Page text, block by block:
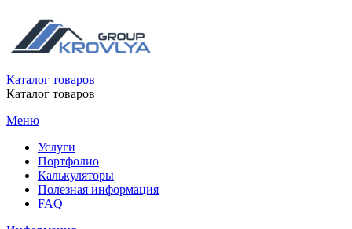
Каталог товаров
Каталог товаров
Меню
Услуги
Портфолио
Калькуляторы
Полезная информация
FAQ